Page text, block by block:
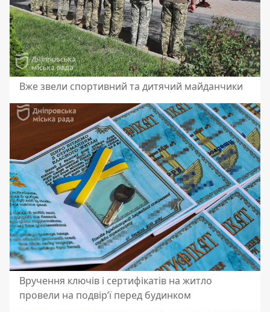
Вже звели спортивний та дитячий майданчики
Вручення ключів і сертифікатів на житло
провели на подвірʼї перед будинком